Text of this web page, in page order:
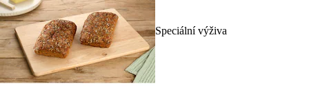
Speciální výživa